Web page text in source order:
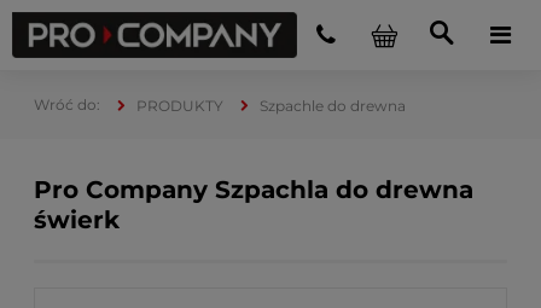
PRODUKTY Szpachle do drewna
Pro Company Szpachla do drewna
świerk